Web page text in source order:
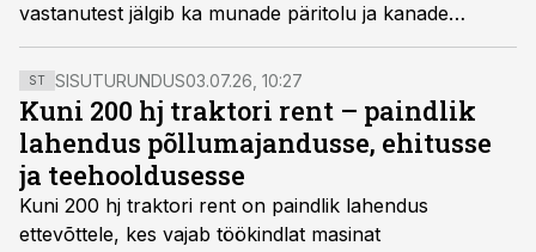
vastanutest jälgib ka munade päritolu ja kanade
heaolu, selgub Norstati poolt jaanuaris läbi viidud
küsitlusest.
ST SISUTURUNDUS03.07.26, 10:27
Kuni 200 hj traktori rent – paindlik
lahendus põllumajandusse, ehitusse
ja teehooldusesse
Kuni 200 hj traktori rent on paindlik lahendus
ettevõttele, kes vajab töökindlat masinat